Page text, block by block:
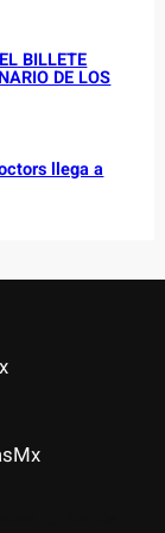
BILLETE
DE LOS
llega a